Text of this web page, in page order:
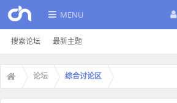
MENU
搜索论坛 最新主题
论坛 综合讨论区